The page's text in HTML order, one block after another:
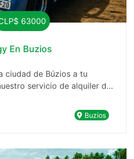
63000
En Buzios
ciudad de Búzios a tu
servicio de alquiler de
tu propia aventura y
diferente cada día.
Buzios